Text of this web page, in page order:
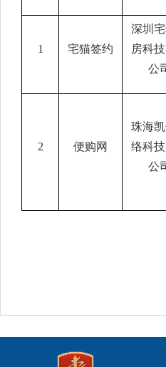
1 宅猫签约
深圳
房科
公
2 便购网
珠海
络科
公